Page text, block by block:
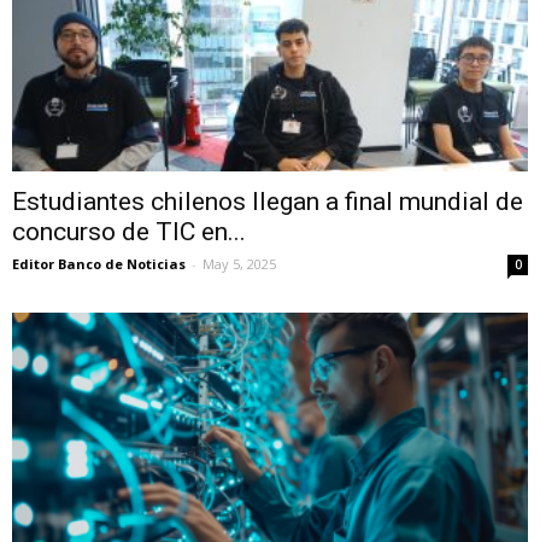
Estudiantes chilenos llegan a final mundial de
concurso de TIC en...
Editor Banco de Noticias - May 5, 2025 0